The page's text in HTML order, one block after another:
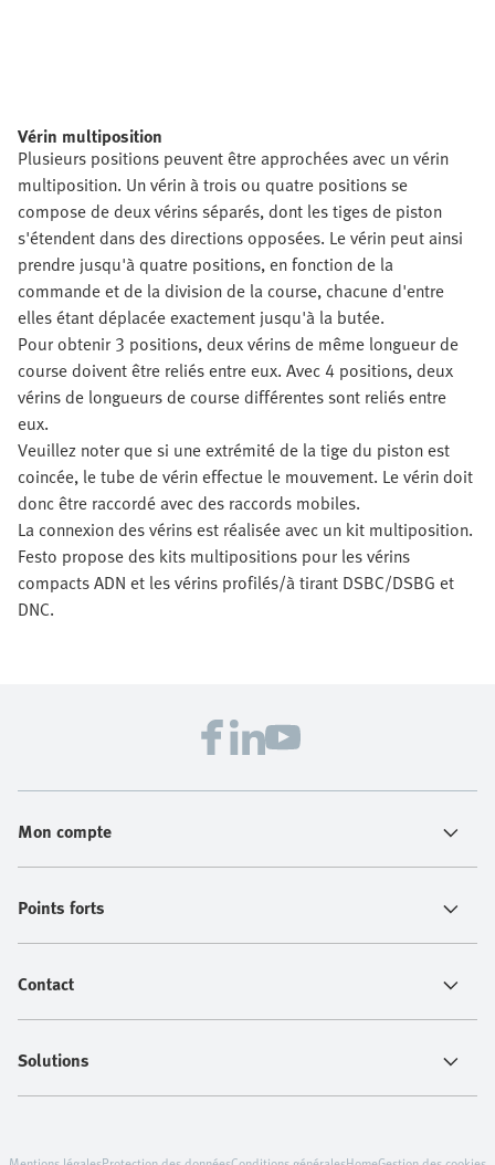
Vérin multiposition
Plusieurs positions peuvent être approchées avec un vérin
multiposition. Un vérin à trois ou quatre positions se
compose de deux vérins séparés, dont les tiges de piston
s'étendent dans des directions opposées. Le vérin peut ainsi
prendre jusqu'à quatre positions, en fonction de la
commande et de la division de la course, chacune d'entre
elles étant déplacée exactement jusqu'à la butée.
Pour obtenir 3 positions, deux vérins de même longueur de
course doivent être reliés entre eux. Avec 4 positions, deux
vérins de longueurs de course différentes sont reliés entre
eux.
Veuillez noter que si une extrémité de la tige du piston est
coincée, le tube de vérin effectue le mouvement. Le vérin doit
donc être raccordé avec des raccords mobiles.
La connexion des vérins est réalisée avec un kit multiposition.
Festo propose des kits multipositions pour les vérins
compacts ADN et les vérins profilés/à tirant DSBC/DSBG et
DNC.
Mon compte
Points forts
Contact
Solutions